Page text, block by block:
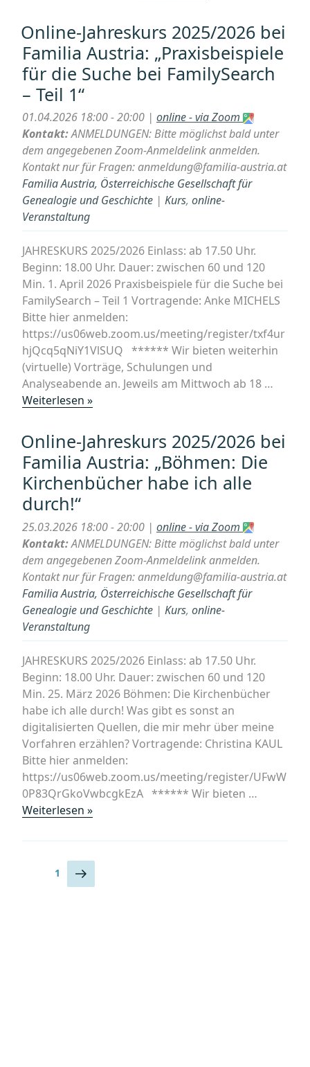
2025/2026
bei
Familia
Austria:
Baumgrafik
und
einer
Chronik
der
Vorfahren
GEDCOM-
Datei““
Online-Jahreskurs 2025/2026 bei
Familia Austria: „Praxisbeispiele
für die Suche bei FamilySearch
– Teil 1“
01.04.2026 18:00 - 20:00 | online - via Zoom
Kontakt:ANMELDUNGEN: Bitte möglichst bald unter
dem angegebenen Zoom-Anmeldelink anmelden.
Kontakt nur für Fragen: anmeldung@familia-austria.at
Familia Austria, Österreichische Gesellschaft für
Genealogie und Geschichte | Kurs, online-
Veranstaltung
JAHRESKURS 2025/2026 Einlass: ab 17.50 Uhr.
Beginn: 18.00 Uhr. Dauer: zwischen 60 und 120
Min. 1. April 2026 Praxisbeispiele für die Suche bei
FamilySearch – Teil 1 Vortragende: Anke MICHELS
Bitte hier anmelden:
https://us06web.zoom.us/meeting/register/txf4ur
hjQcq5qNiY1VlSUQ ****** Wir bieten weiterhin
(virtuelle) Vorträge, Schulungen und
Analyseabende an. Jeweils am Mittwoch ab 18 …
Weiterlesen »„Online-
2025/2026
bei
Familia
Austria:
die
Suche
bei
FamilySearch
–
Teil
Online-Jahreskurs 2025/2026 bei
Familia Austria: „Böhmen: Die
Kirchenbücher habe ich alle
durch!“
25.03.2026 18:00 - 20:00 | online - via Zoom
Kontakt:ANMELDUNGEN: Bitte möglichst bald unter
dem angegebenen Zoom-Anmeldelink anmelden.
Kontakt nur für Fragen: anmeldung@familia-austria.at
Familia Austria, Österreichische Gesellschaft für
Genealogie und Geschichte | Kurs, online-
Veranstaltung
JAHRESKURS 2025/2026 Einlass: ab 17.50 Uhr.
Beginn: 18.00 Uhr. Dauer: zwischen 60 und 120
Min. 25. März 2026 Böhmen: Die Kirchenbücher
habe ich alle durch! Was gibt es sonst an
digitalisierten Quellen, die mir mehr über meine
Vorfahren erzählen? Vortragende: Christina KAUL
Bitte hier anmelden:
https://us06web.zoom.us/meeting/register/UFwW
0P83QrGkoVwbcgkEzA ****** Wir bieten …
Weiterlesen »„Online-
2025/2026
bei
Seitennummerierung
1 Nächste
Seite